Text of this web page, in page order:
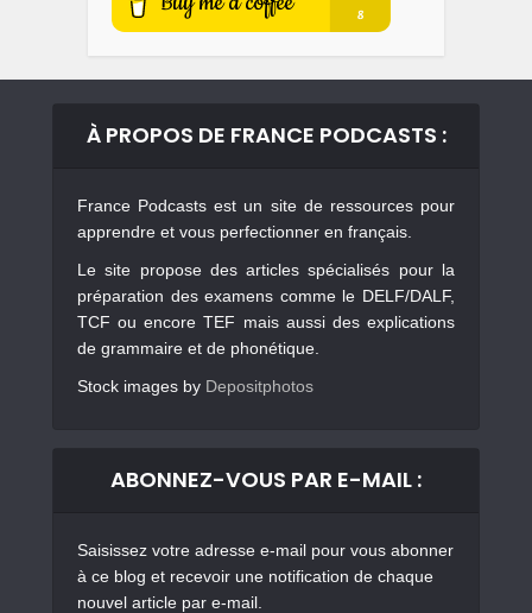
À PROPOS DE FRANCE PODCASTS :
France Podcasts est un site de ressources pour
apprendre et vous perfectionner en français.
Le site propose des articles spécialisés pour la
préparation des examens comme le DELF/DALF,
TCF ou encore TEF mais aussi des explications
de grammaire et de phonétique.
Stock images by Depositphotos
ABONNEZ-VOUS PAR E-MAIL :
Saisissez votre adresse e-mail pour vous abonner
à ce blog et recevoir une notification de chaque
nouvel article par e-mail.